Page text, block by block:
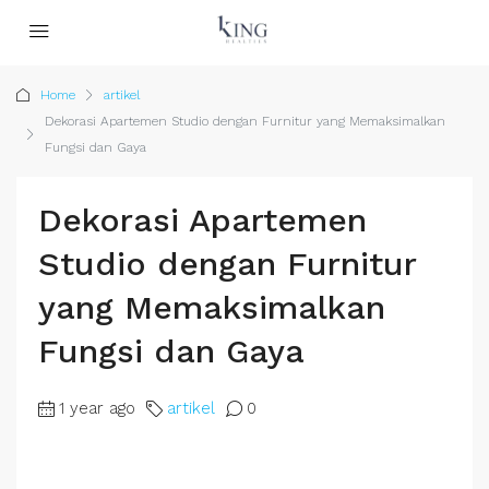
Home
artikel
Dekorasi Apartemen Studio dengan Furnitur yang Memaksimalkan
Fungsi dan Gaya
Dekorasi Apartemen
Studio dengan Furnitur
yang Memaksimalkan
Fungsi dan Gaya
1 year ago artikel 0